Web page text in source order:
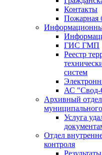
Контакты
Пожарная
ГИС ГМП
Реестр
систем
АС
Архивный
Услуга
Отдел
контроля